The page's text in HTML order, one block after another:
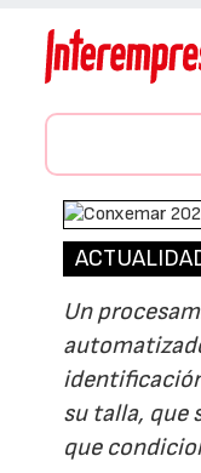
Un
su talla, que
que